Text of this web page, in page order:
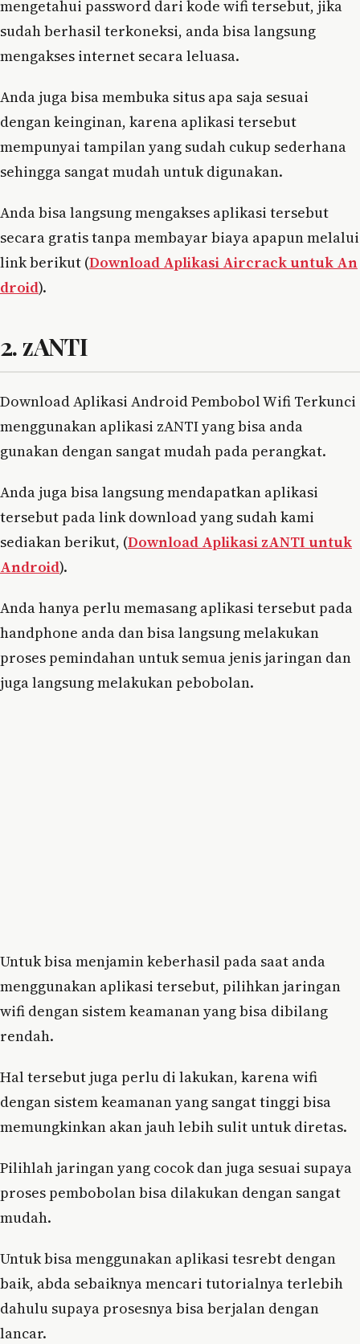
mengetahui password dari kode wifi tersebut, jika
sudah berhasil terkoneksi, anda bisa langsung
mengakses internet secara leluasa.
Anda juga bisa membuka situs apa saja sesuai
dengan keinginan, karena aplikasi tersebut
mempunyai tampilan yang sudah cukup sederhana
sehingga sangat mudah untuk digunakan.
Anda bisa langsung mengakses aplikasi tersebut
secara gratis tanpa membayar biaya apapun melalui
link berikut (Download Aplikasi Aircrack untuk An
droid).
2. zANTI
Download Aplikasi Android Pembobol Wifi Terkunci
menggunakan aplikasi zANTI yang bisa anda
gunakan dengan sangat mudah pada perangkat.
Anda juga bisa langsung mendapatkan aplikasi
tersebut pada link download yang sudah kami
sediakan berikut, (Download Aplikasi zANTI untuk
Android).
Anda hanya perlu memasang aplikasi tersebut pada
handphone anda dan bisa langsung melakukan
proses pemindahan untuk semua jenis jaringan dan
juga langsung melakukan pebobolan.
Untuk bisa menjamin keberhasil pada saat anda
menggunakan aplikasi tersebut, pilihkan jaringan
wifi dengan sistem keamanan yang bisa dibilang
rendah.
Hal tersebut juga perlu di lakukan, karena wifi
dengan sistem keamanan yang sangat tinggi bisa
memungkinkan akan jauh lebih sulit untuk diretas.
Pilihlah jaringan yang cocok dan juga sesuai supaya
proses pembobolan bisa dilakukan dengan sangat
mudah.
Untuk bisa menggunakan aplikasi tesrebt dengan
baik, abda sebaiknya mencari tutorialnya terlebih
dahulu supaya prosesnya bisa berjalan dengan
lancar.